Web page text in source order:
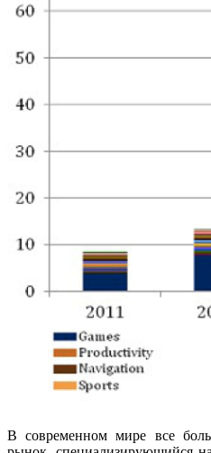
В современном мире все